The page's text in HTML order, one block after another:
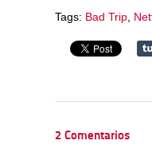
Tags: Bad Trip
2 Comentarios